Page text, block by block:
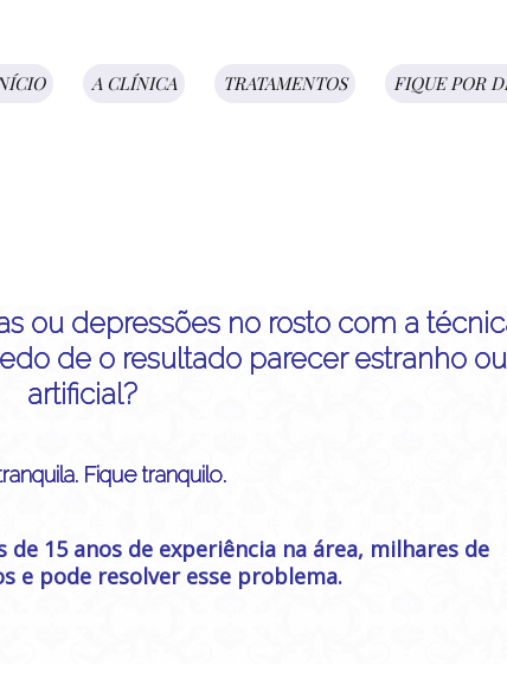
A CLÍNICA TRATAMENTOS FIQUE POR
ou depressões no rosto com a
de o resultado parecer estranho ou
artificial?
Fique tranquilo.
15 anos de experiência na área, milhares de
e pode resolver esse problema.